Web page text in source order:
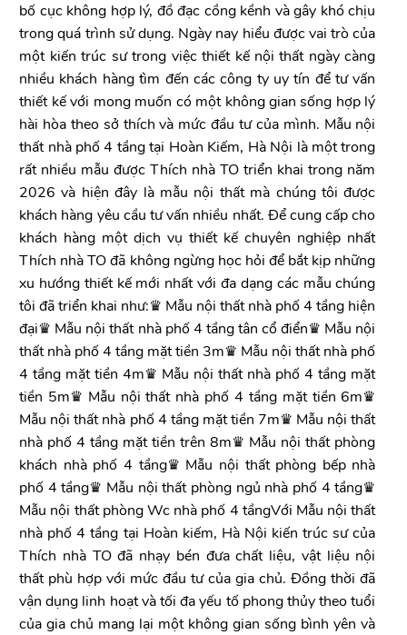
bố cục không hợp lý, đồ đạc cồng kềnh và gây khó chịu
trong quá trình sử dụng. Ngày nay hiểu được vai trò của
một kiến trúc sư trong việc thiết kế nội thất ngày càng
nhiều khách hàng tìm đến các công ty uy tín để tư vấn
thiết kế với mong muốn có một không gian sống hợp lý
hài hòa theo sở thích và mức đầu tư của mình. Mẫu nội
thất nhà phố 4 tầng tại Hoàn Kiếm, Hà Nội là một trong
rất nhiều mẫu được Thích nhà TO triển khai trong năm
2026 và hiện đây là mẫu nội thất mà chúng tôi được
khách hàng yêu cầu tư vấn nhiều nhất. Để cung cấp cho
khách hàng một dịch vụ thiết kế chuyên nghiệp nhất
Thích nhà TO đã không ngừng học hỏi để bắt kịp những
xu hướng thiết kế mới nhất với đa dạng các mẫu chúng
tôi đã triển khai như:♛ Mẫu nội thất nhà phố 4 tầng hiện
đại♛ Mẫu nội thất nhà phố 4 tầng tân cổ điển♛ Mẫu nội
thất nhà phố 4 tầng mặt tiền 3m♛ Mẫu nội thất nhà phố
4 tầng mặt tiền 4m♛ Mẫu nội thất nhà phố 4 tầng mặt
tiền 5m♛ Mẫu nội thất nhà phố 4 tầng mặt tiền 6m♛
Mẫu nội thất nhà phố 4 tầng mặt tiền 7m♛ Mẫu nội thất
nhà phố 4 tầng mặt tiền trên 8m♛ Mẫu nội thất phòng
khách nhà phố 4 tầng♛ Mẫu nội thất phòng bếp nhà
phố 4 tầng♛ Mẫu nội thất phòng ngủ nhà phố 4 tầng♛
Mẫu nội thất phòng Wc nhà phố 4 tầngVới Mẫu nội thất
nhà phố 4 tầng tại Hoàn kiếm, Hà Nội kiến trúc sư của
Thích nhà TO đã nhạy bén đưa chất liệu, vật liệu nội
thất phù hợp với mức đầu tư của gia chủ. Đồng thời đã
vận dụng linh hoạt và tối đa yếu tố phong thủy theo tuổi
của gia chủ mang lại một không gian sống bình yên và